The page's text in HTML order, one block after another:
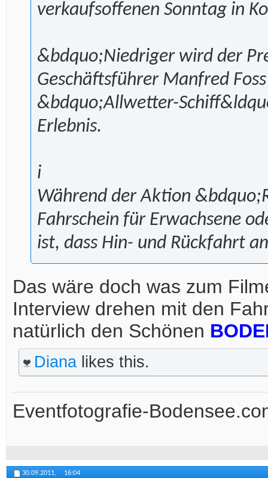
verkaufsoffenen Sonntag in
&bdquo;Niedriger wird der
Geschäftsführer Manfred
&bdquo;Allwetter-
Erlebnis.
i
Während der Aktion
Fahrschein für Erwachsene
ist, dass Hin- und Rückfahrt
Das wäre doch was zum
Interview drehen mit den
natürlich den Schönen
Diana likes this.
Eventfotografie-
30.09.2011, 16:04